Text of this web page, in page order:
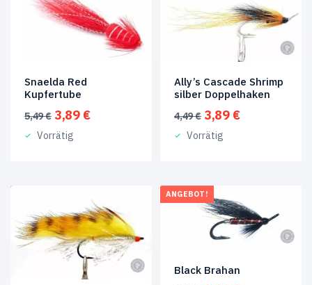
Snaelda Red
Kupfertube
5,49€ Ursprünglicher
Preis
war:
3,89 €Aktueller
Vorrätig
Ally’s Cascade Shrimp
silber Doppelhaken
4,49€ Ursprünglicher
Preis
war:
3,89 €Aktueller
Vorrätig
ANGEBOT!
Black Brahan